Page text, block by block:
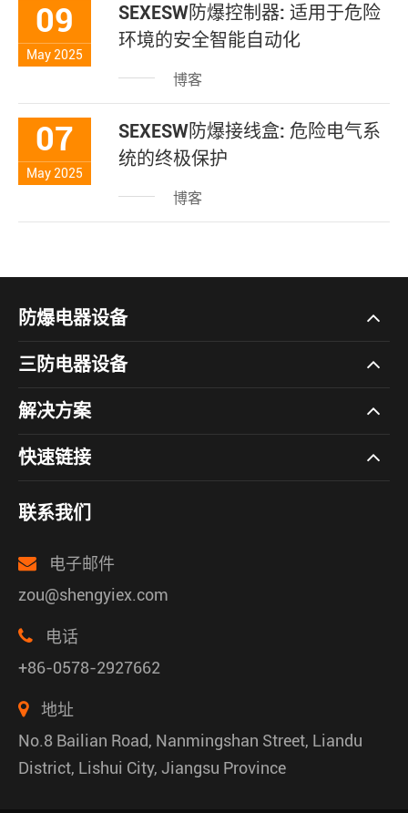
09
May 2025
SEXESW防爆控制器: 适用于危险
环境的安全智能自动化
博客
07
May 2025
SEXESW防爆接线盒: 危险电气系
统的终极保护
博客
防爆电器设备
三防电器设备
解决方案
快速链接
联系我们
电子邮件
zou@shengyiex.com
电话
+86-0578-2927662
地址
No.8 Bailian Road, Nanmingshan Street, Liandu
District, Lishui City, Jiangsu Province